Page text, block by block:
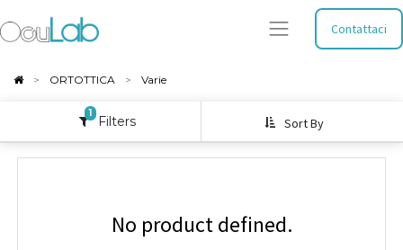
Contattaci
ORTOTTICA Varie
1
Filters Sort By
No product defined.